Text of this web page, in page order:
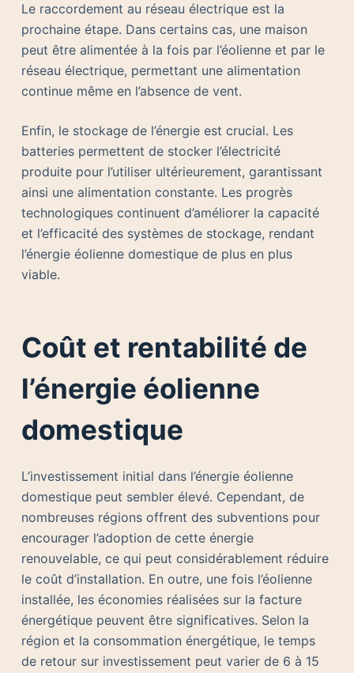
Le raccordement au réseau électrique est la
prochaine étape. Dans certains cas, une maison
peut être alimentée à la fois par l’éolienne et par le
réseau électrique, permettant une alimentation
continue même en l’absence de vent.
Enfin, le stockage de l’énergie est crucial. Les
batteries permettent de stocker l’électricité
produite pour l’utiliser ultérieurement, garantissant
ainsi une alimentation constante. Les progrès
technologiques continuent d’améliorer la capacité
et l’efficacité des systèmes de stockage, rendant
l’énergie éolienne domestique de plus en plus
viable.
Coût et rentabilité de
l’énergie éolienne
domestique
L’investissement initial dans l’énergie éolienne
domestique peut sembler élevé. Cependant, de
nombreuses régions offrent des subventions pour
encourager l’adoption de cette énergie
renouvelable, ce qui peut considérablement réduire
le coût d’installation. En outre, une fois l’éolienne
installée, les économies réalisées sur la facture
énergétique peuvent être significatives. Selon la
région et la consommation énergétique, le temps
de retour sur investissement peut varier de 6 à 15